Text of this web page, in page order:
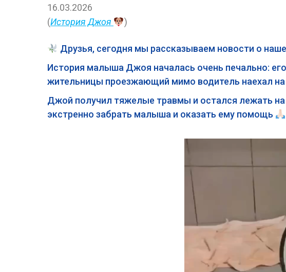
16.03.2026
(История Джоя )
Друзья, сегодня мы рассказываем новости о
История малыша Джоя началась очень печально:
жительницы проезжающий мимо водитель наехал на
Джой получил тяжелые травмы и остался лежать
экстренно забрать малыша и оказать ему помощь